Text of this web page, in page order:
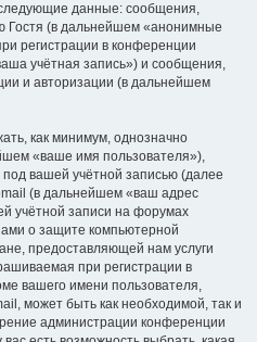
данные: сообщения,
Гостя (в дальнейшем «анонимные
регистрации в конференции
учётная запись») и сообщения,
и авторизации (в дальнейшем
как минимум, однозначно
«ваше имя пользователя»),
вашей учётной записью (далее
(в дальнейшем «ваш адрес
учётной записи на форумах
о защите компьютерной
предоставляющей нам услуги
при регистрации в
вашего имени пользователя,
может быть как необходимой, так и
администрации конференции